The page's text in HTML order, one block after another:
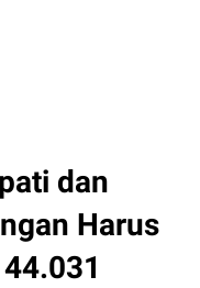
dan
Harus